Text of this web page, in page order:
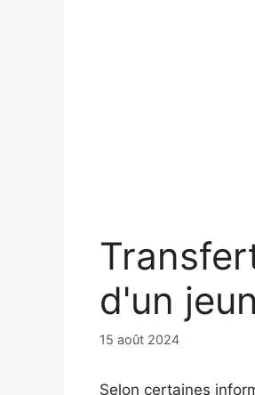
d'un
15 août 2024
Selon certaines